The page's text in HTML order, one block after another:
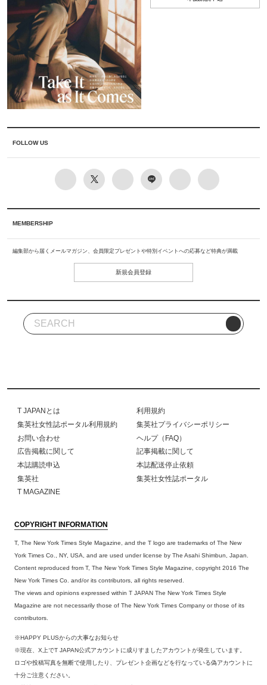
FOLLOW US
MEMBERSHIP
編集部から届くメールマガジン、会員限定プレゼントや特別イベントへの応募など特典が満載
新規会員登録
T JAPANとは
利用規約
集英社女性誌ポータル利用規約
集英社プライバシーポリシー
お問い合わせ
ヘルプ（FAQ）
広告掲載に関して
記事掲載に関して
本誌購読申込
本誌配送停止依頼
集英社
集英社女性誌ポータル
T MAGAZINE
COPYRIGHT INFORMATION
T, The New York Times Style Magazine, and the T logo are trademarks of The New
York Times Co., NY, USA, and are used under license by The Asahi Shimbun, Japan.
Content reproduced from T, The New York Times Style Magazine, copyright 2016 The
New York Times Co. and/or its contributors, all rights reserved.
The views and opinions expressed within T JAPAN The New York Times Style
Magazine are not necessarily those of The New York Times Company or those of its
contributors.
※HAPPY PLUSからの大事なお知らせ
※現在、X上でT JAPAN公式アカウントに成りすましたアカウントが発生しています。
ロゴや投稿写真を無断で使用したり、プレゼント企画などを行なっている偽アカウントに
十分ご注意ください。